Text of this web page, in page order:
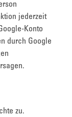
jederzeit
Konto
durch Google
zu.